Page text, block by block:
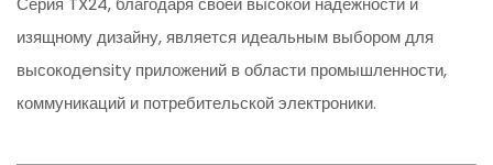
изящному дизайну, является идеальным выбором для
высокодensity приложений в области промышленности,
коммуникаций и потребительской электроники.